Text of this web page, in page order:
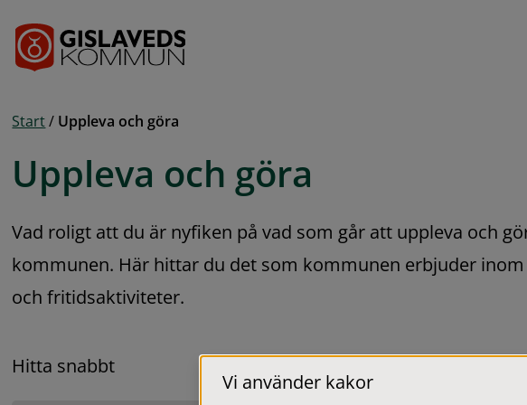
Start / Uppleva och göra
Uppleva och göra
Vad roligt att du är nyfiken på vad som går att uppleva och
kommunen. Här hittar du det som kommunen erbjuder
och fritidsaktiviteter.
Hitta snabbt
Vi använder kakor